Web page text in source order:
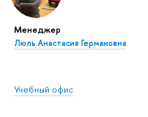
Менеджер
Люль Анастасия Германовна
Учебный офис